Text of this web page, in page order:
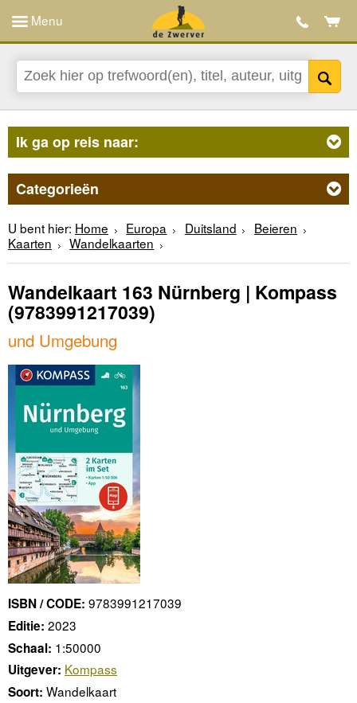
Menu
Ik ga op reis naar:
Categorieën
U bent hier: Home Europa Duitsland
Beieren
Kaarten
Wandelkaarten
Wandelkaart 163 Nürnberg | Kompass
(9783991217039)
und Umgebung
ISBN / CODE: 9783991217039
Editie: 2023
Schaal: 1:50000
Uitgever: Kompass
Soort: Wandelkaart